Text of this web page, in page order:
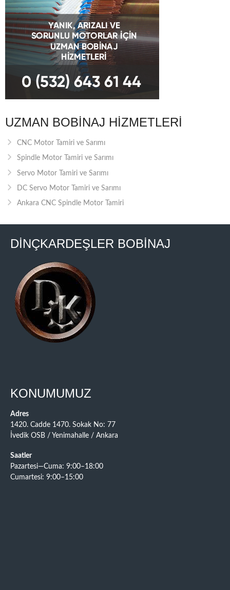
UZMAN BOBINAJ HIZMETLERI
CNC Motor Tamiri ve Sarımı
Spindle Motor Tamiri ve Sarımı
Servo Motor Tamiri ve Sarımı
DC Servo Motor Tamiri ve Sarımı
Ankara CNC Spindle Motor Tamiri
DİNÇKARDEŞLER BOBİNAJ
KONUMUMUZ
Adres
1420. Cadde 1470. Sokak No: 77
İvedik OSB / Yenimahalle / Ankara
Saatler
Pazartesi—Cuma: 9:00–18:00
Cumartesi: 9:00–15:00